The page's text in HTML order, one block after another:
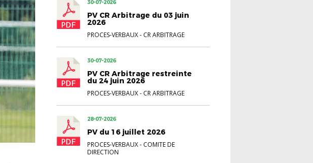
30-07-2026
PV CR Arbitrage du 03 juin
2026
PROCES-VERBAUX- CR ARBITRAGE
30-07-2026
PV CR Arbitrage restreinte
du 24 juin 2026
PROCES-VERBAUX- CR ARBITRAGE
28-07-2026
PV du 16 juillet 2026
PROCES-VERBAUX- COMITE DE
DIRECTION